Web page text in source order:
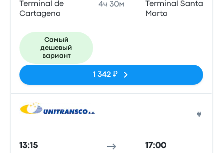
Terminal de
Cartagena
4ч 30м
Terminal Santa
Marta
Самый
дешевый
вариант
1 342 ₽
13:15 17:00